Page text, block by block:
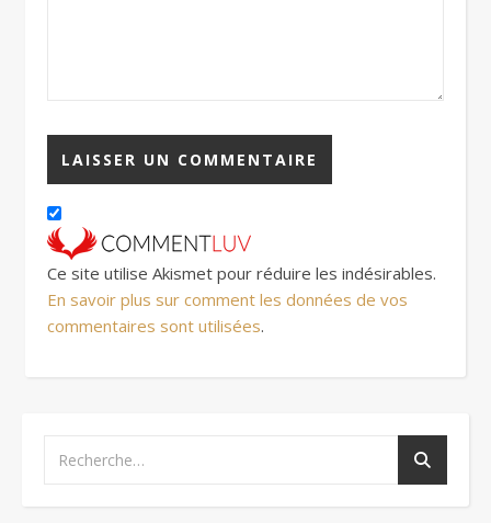
Ce site utilise Akismet pour réduire les indésirables.
En savoir plus sur comment les données de vos
commentaires sont utilisées.